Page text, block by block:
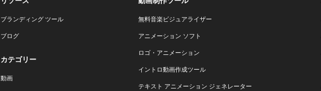
ブランディング ツール
ブログ
カテゴリー
動画
無料音楽ビジュアライザー
アニメーション ソフト
ロゴ・アニメーション
イントロ動画作成ツール
テキスト アニメーション ジェネレーター